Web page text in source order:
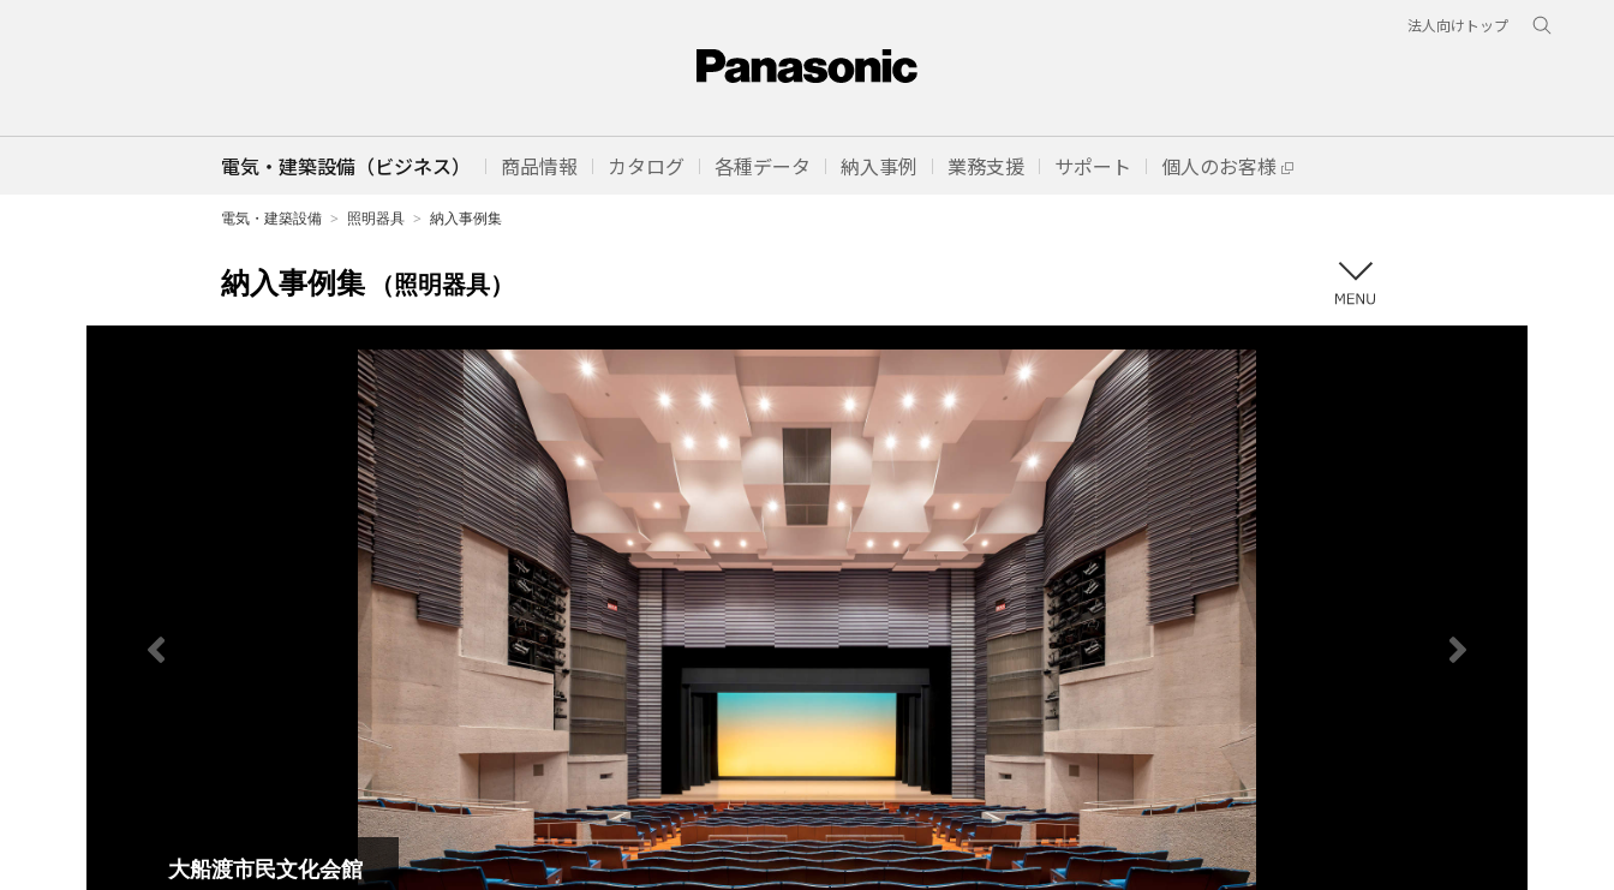
法人向けトップ
電気・建築設備（ビジネス） 商品情報 カタログ 各種データ 納入事例 業務支援 サポート 個人のお客様
電気・建築設備 照明器具 納入事例集
納入事例集 （照明器具）
大船渡市民文化会館